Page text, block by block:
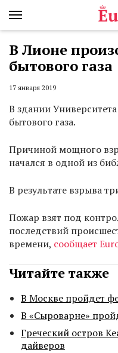
В Лионе
бытового газа
17 января 2019
В здании
бытового газа.
Причиной мощного
начался в одной из
В результате взрыва
Пожар взят под
последствий
времени, сообщает
Читайте также
В Москве пройдет
В «Сыроварне»
Греческий остров
дайверов